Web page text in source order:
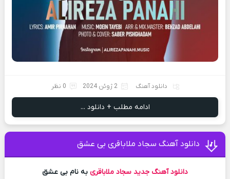
دانلود آهنگ 2 ژوئن 2024 0 نظر
ادامه مطلب + دانلود ...
دانلود آهنگ سجاد ملاباقری بی عشق
دانلود آهنگ جدید سجاد ملاباقری به نام بی عشق